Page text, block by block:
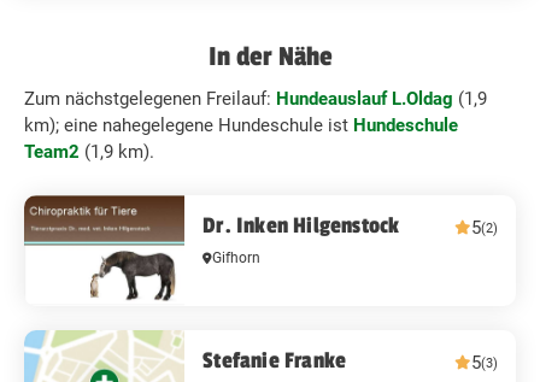
In der Nähe
Zum nächstgelegenen Freilauf: Hundeauslauf L.Oldag (1,9
km); eine nahegelegene Hundeschule ist Hundeschule
Team2 (1,9 km).
Dr. Inken Hilgenstock 5(2)
Gifhorn
Stefanie Franke 5(3)